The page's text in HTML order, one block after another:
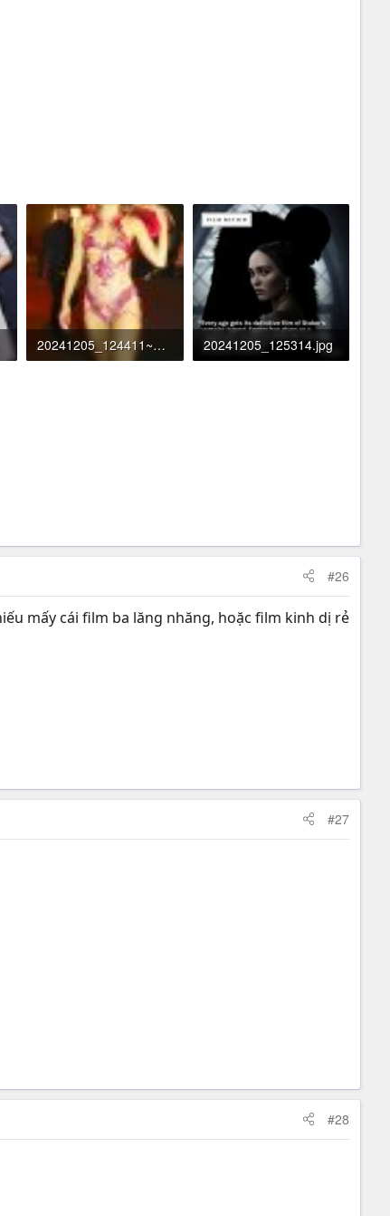
20241205_124411~01.jpg
20241205_125314.jpg
#26
mấy cái film ba lăng nhăng, hoặc film kinh dị rẻ
#27
#28